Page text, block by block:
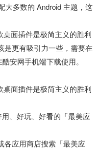
大多数的 Android 主题，这
是更有吸引力一些，需要在
安网手机端下载使用。
、好玩、好看的「最美应
各应用商店搜索「最美应